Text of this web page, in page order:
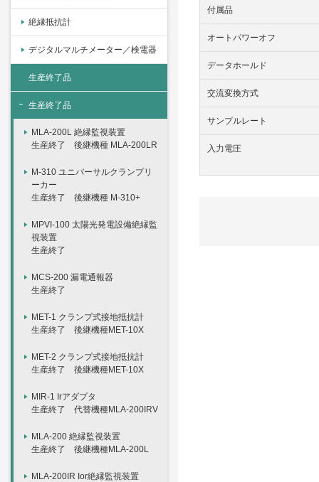
絶縁抵抗計
デジタルマルチメーター／検電器
生産終了品
生産終了品
MLA-200L 絶縁監視装置
生産終了 後継機種 MLA-200LR
M-310 ユニバーサルクランプリ
ーカー
生産終了 後継機種 M-310+
MPVI-100 太陽光発電設備絶縁監
視装置
生産終了
MCS-200 漏電通報器
生産終了
MET-1 クランプ式接地抵抗計
生産終了 後継機種MET-10X
MET-2 クランプ式接地抵抗計
生産終了 後継機種MET-10X
MIR-1 Irアダプタ
生産終了 代替機種MLA-200IRV
MLA-200 絶縁監視装置
生産終了 後継機種MLA-200L
MLA-200IR Ior絶縁監視装置
付属品
オートパワーオフ
データホールド
交流変換方式
サンプルレート
入力電圧